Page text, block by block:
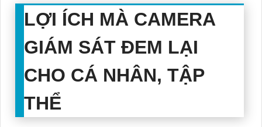
LỢI ÍCH MÀ CAMERA
GIÁM SÁT ĐEM LẠI
CHO CÁ NHÂN, TẬP
THỂ